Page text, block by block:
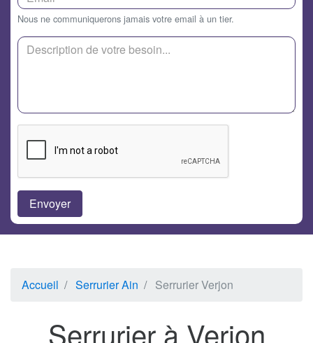
Nous ne communiquerons jamais votre email à un tier.
Accueil Serrurier Ain Serrurier Verjon
Serrurier à Verjon